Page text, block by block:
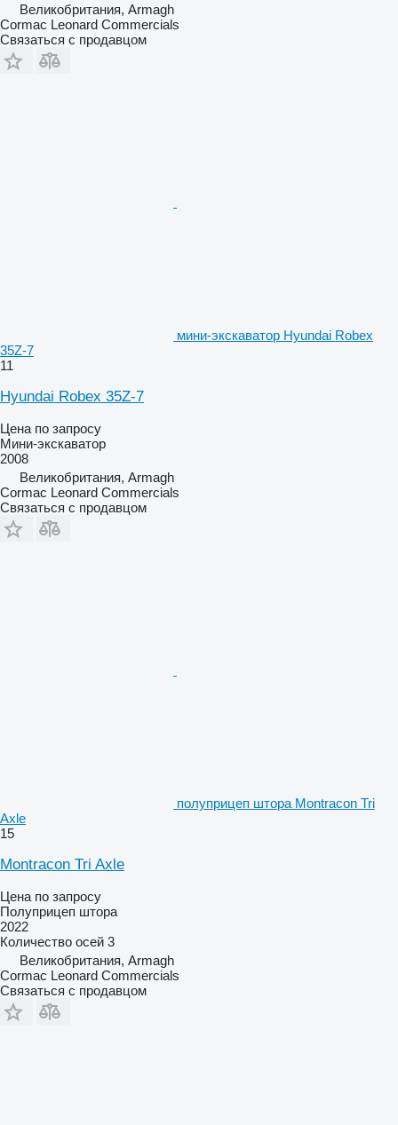
Великобритания, Armagh
Cormac Leonard Commercials
Связаться с продавцом
мини-экскаватор Hyundai Robex
35Z-7
11
Hyundai Robex 35Z-7
Цена по запросу
Мини-экскаватор
2008
Великобритания, Armagh
Cormac Leonard Commercials
Связаться с продавцом
полуприцеп штора Montracon Tri
Axle
15
Montracon Tri Axle
Цена по запросу
Полуприцеп штора
2022
Количество осей 3
Великобритания, Armagh
Cormac Leonard Commercials
Связаться с продавцом